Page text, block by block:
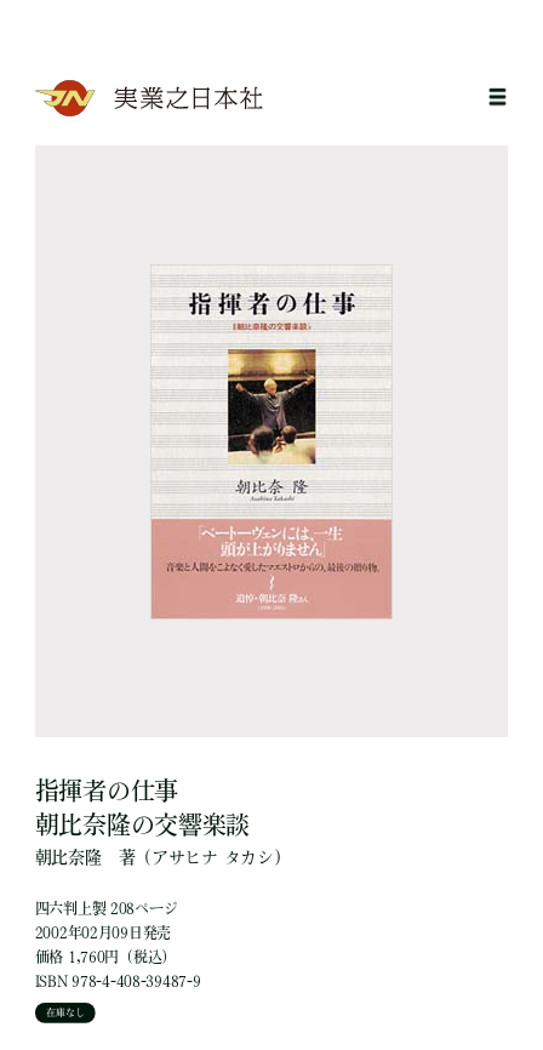
指揮者の仕事
朝比奈隆の交響楽談
朝比奈隆 著（アサヒナ タカシ）
四六判上製 208ページ
2002年02月09日発売
価格 1,760円（税込）
ISBN 978-4-408-39487-9
在庫なし